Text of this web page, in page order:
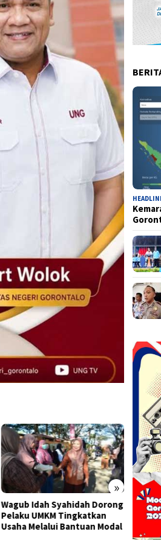
»
Pemprov Gorontalo Salurkan
Bantuan Modal Usaha kepada
395 Pelaku UMKM di Kota
FEB